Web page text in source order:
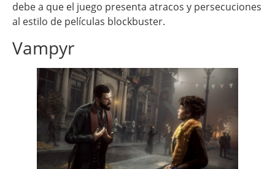
debe a que el juego presenta atracos y persecuciones
al estilo de películas blockbuster.
Vampyr